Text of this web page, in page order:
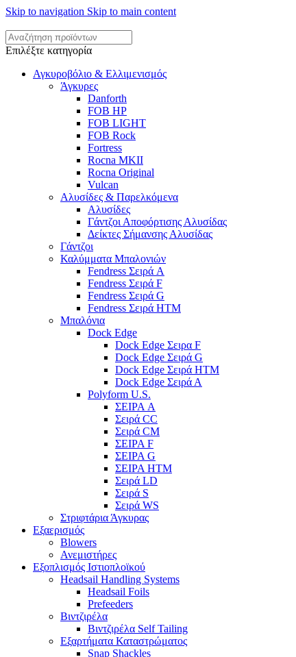
Skip to navigation Skip to main content
Επιλέξτε κατηγορία
Αγκυροβόλιο & Ελλιμενισμός
Άγκυρες
Danforth
FOB HP
FOB LIGHT
FOB Rock
Fortress
Rocna MKII
Rocna Original
Vulcan
Αλυσίδες & Παρελκόμενα
Αλυσίδες
Γάντζοι Αποφόρτισης Αλυσίδας
Δείκτες Σήμανσης Αλυσίδας
Γάντζοι
Καλύμματα Μπαλονιών
Fendress Σειρά A
Fendress Σειρά F
Fendress Σειρά G
Fendress Σειρά HTM
Μπαλόνια
Dock Edge
Dock Edge Σειρα F
Dock Edge Σειρά G
Dock Edge Σειρά HTM
Dock Edge Σειρά Α
Polyform U.S.
ΣΕΙΡΑ A
Σειρά CC
Σειρά CM
ΣΕΙΡΑ F
ΣΕΙΡΑ G
ΣΕΙΡΑ HTM
Σειρά LD
Σειρά S
Σειρά WS
Στριφτάρια Άγκυρας
Εξαερισμός
Blowers
Ανεμιστήρες
Εξοπλισμός Ιστιοπλοϊκού
Headsail Handling Systems
Headsail Foils
Prefeeders
Βιντζιρέλα
Βιντζιρέλα Self Tailing
Εξαρτήματα Καταστρώματος
Snap Shackles